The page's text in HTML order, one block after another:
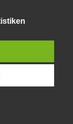
Rover Curiosity
Nutzung dieser